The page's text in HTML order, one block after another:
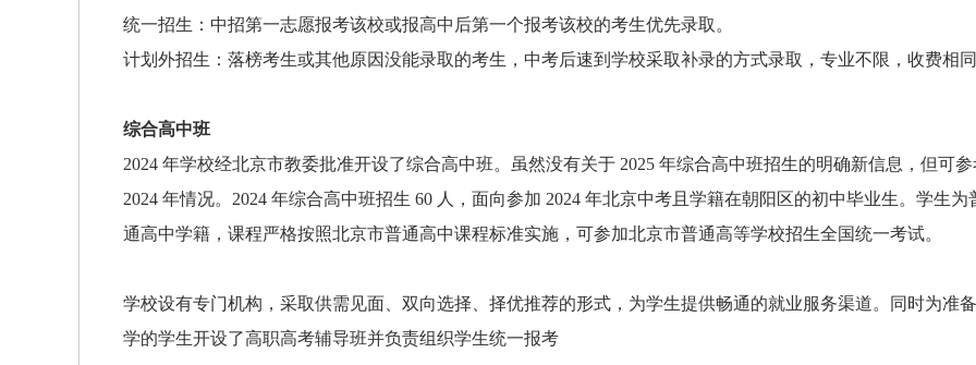
统一招生：中招第一志愿报考该校或报高中后第一个报考该校的考生优先录取。
计划外招生：落榜考生或其他原因没能录取的考生，中考后速到学校采取补录的方式录取，专业不限，收费相同
综合高中班
2024 年学校经北京市教委批准开设了综合高中班。虽然没有关于 2025 年综合高中班招生的明确新信息，但可参
2024 年情况。2024 年综合高中班招生 60 人，面向参加 2024 年北京中考且学籍在朝阳区的初中毕业生。学生为
通高中学籍，课程严格按照北京市普通高中课程标准实施，可参加北京市普通高等学校招生全国统一考试。
学校设有专门机构，采取供需见面、双向选择、择优推荐的形式，为学生提供畅通的就业服务渠道。同时为准
学的学生开设了高职高考辅导班并负责组织学生统一报考